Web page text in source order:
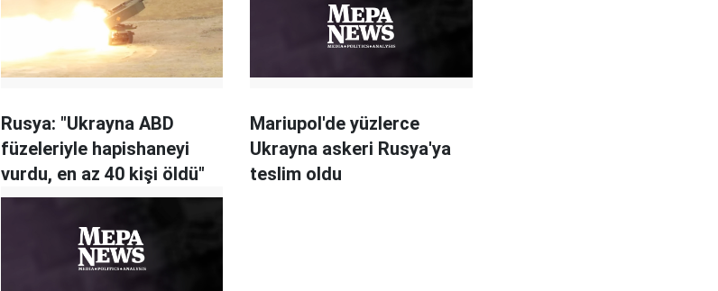
Rusya: "Ukrayna ABD
füzeleriyle hapishaneyi
vurdu, en az 40 kişi öldü"
Mariupol'de yüzlerce
Ukrayna askeri Rusya'ya
teslim oldu